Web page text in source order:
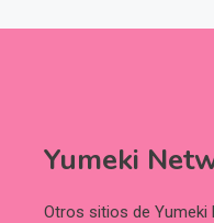
Yumeki
Otros sitios de Yumeki